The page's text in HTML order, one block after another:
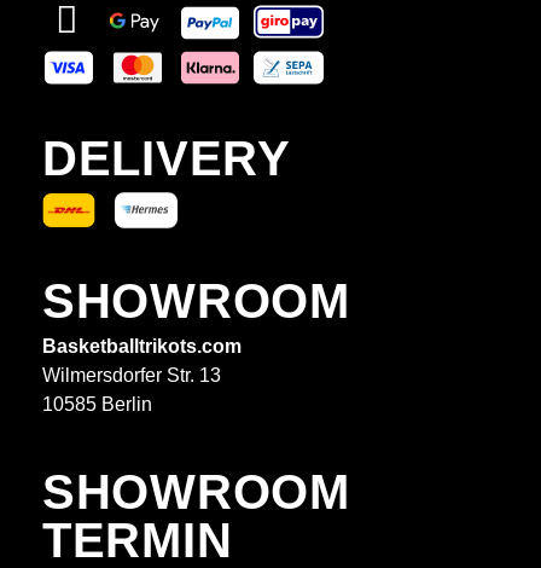
DELIVERY
SHOWROOM
Basketballtrikots.com
Wilmersdorfer Str. 13
10585 Berlin
SHOWROOM
TERMIN